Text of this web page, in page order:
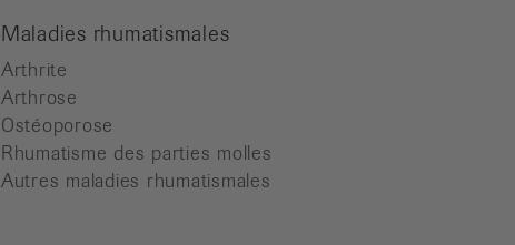
Maladies rhumatismales
Arthrite
Arthrose
Ostéoporose
Rhumatisme des parties molles
Autres maladies rhumatismales